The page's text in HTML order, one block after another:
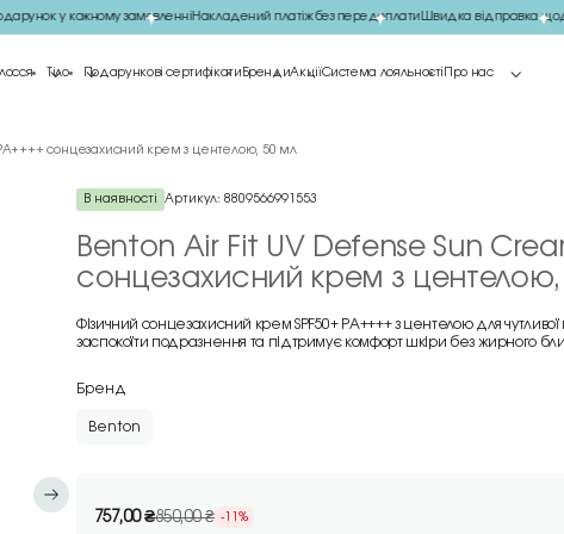
у кожному замовленніНакладений платіж без передоплатиШвидка відправка
Тіло Подарункові сертифікати БрендиАкціїСистема лояльності Про нас
сонцезахисний крем з центелою, 50 мл
В наявності Артикул: 8809566991553
Benton Air Fit UV Defense Sun
сонцезахисний крем з центелою,
Фізичний сонцезахисний крем SPF50+ PA++++ з центелою для
заспокоїти подразнення та підтримує комфорт шкіри без жирного
Бренд
Benton
757,00₴850,00₴ -11%